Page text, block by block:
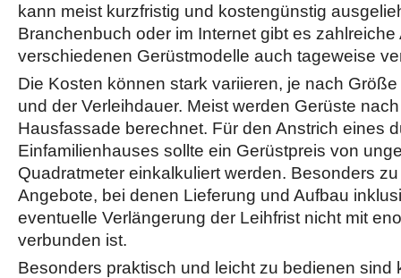
kann meist kurzfristig und kostengünstig
Branchenbuch oder im Internet gibt es zahlreiche
verschiedenen Gerüstmodelle auch tageweise
Die Kosten können stark variieren, je nach
und der Verleihdauer. Meist werden Gerüste
Hausfassade berechnet. Für den Anstrich eines
Einfamilienhauses sollte ein Gerüstpreis von
Quadratmeter einkalkuliert werden. Besonders
Angebote, bei denen Lieferung und Aufbau
eventuelle Verlängerung der Leihfrist nicht mit
verbunden ist.
Besonders praktisch und leicht zu bedienen sind